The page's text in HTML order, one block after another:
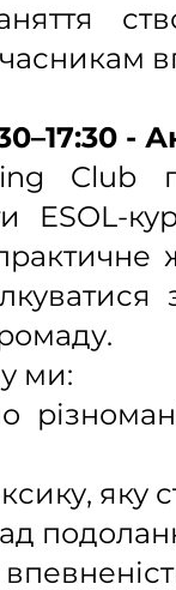
-
Club
ESOL-
ми:
яку